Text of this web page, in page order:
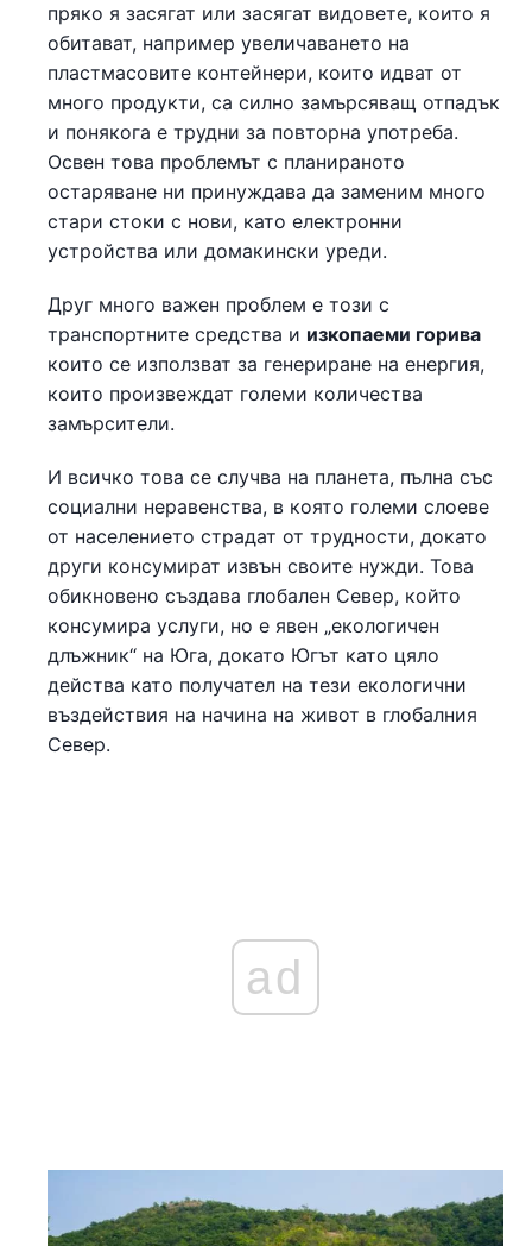
пряко я засягат или засягат видовете, които я
обитават, например увеличаването на
пластмасовите контейнери, които идват от
много продукти, са силно замърсяващ отпадък
и понякога е трудни за повторна употреба.
Освен това проблемът с планираното
остаряване ни принуждава да заменим много
стари стоки с нови, като електронни
устройства или домакински уреди.
Друг много важен проблем е този с
транспортните средства и изкопаеми горива
които се използват за генериране на енергия,
които произвеждат големи количества
замърсители.
И всичко това се случва на планета, пълна със
социални неравенства, в която големи слоеве
от населението страдат от трудности, докато
други консумират извън своите нужди. Това
обикновено създава глобален Север, който
консумира услуги, но е явен „екологичен
длъжник“ на Юга, докато Югът като цяло
действа като получател на тези екологични
въздействия на начина на живот в глобалния
Север.
ad